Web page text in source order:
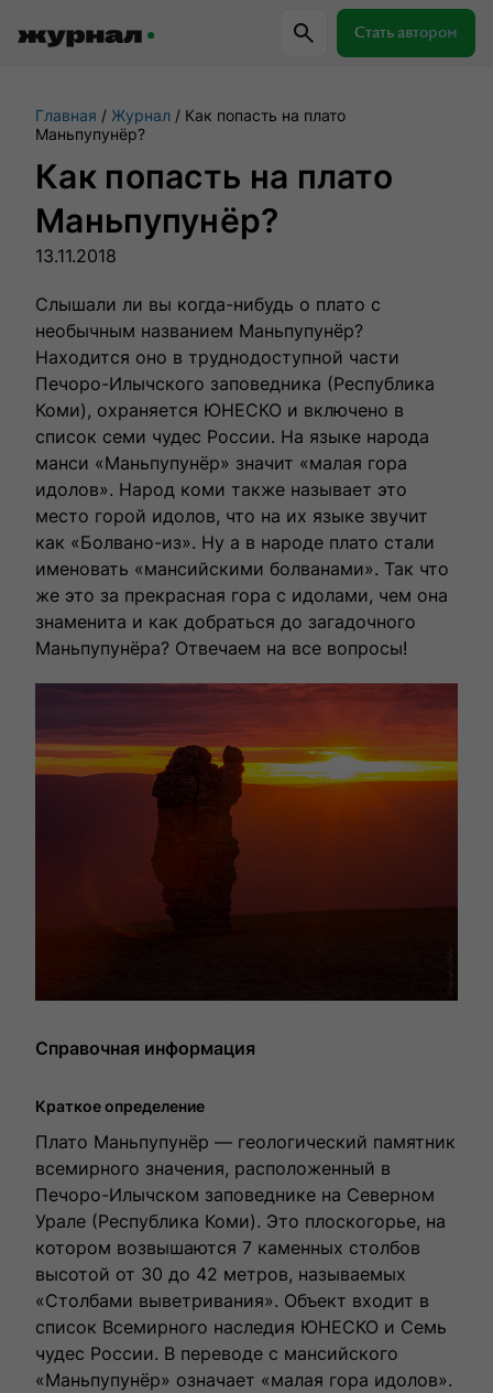
Стать автором
Самое важное Куда поехать
Поиск по журналу
Журнал RussiaDiscovery
Пишем о России, чтобы родная земля
перестала быть Terra Incognita.
Авторы Скоро
Сотрудничаем с мастерами слова,
влюбленными в путешествия.
Выбрать тур
Главная Журнал
Как попасть на плато
Маньпупунёр?
Как попасть на плато
Маньпупунёр?
13.11.2018
Слышали ли вы когда-нибудь о плато с
необычным названием Маньпупунёр?
Находится оно в труднодоступной части
Печоро-Илычского заповедника (Республика
Коми), охраняется ЮНЕСКО и включено в
список семи чудес России. На языке народа
манси «Маньпупунёр» значит «малая гора
идолов». Народ коми также называет это
место горой идолов, что на их языке звучит
как «Болвано-из». Ну а в народе плато стали
именовать «мансийскими болванами». Так что
же это за прекрасная гора с идолами, чем она
знаменита и как добраться до загадочного
Маньпупунёра? Отвечаем на все вопросы!
Справочная информация
Краткое определение
Плато Маньпупунёр — геологический памятник
всемирного значения, расположенный в
Печоро-Илычском заповеднике на Северном
Урале (Республика Коми). Это плоскогорье, на
котором возвышаются 7 каменных столбов
высотой от 30 до 42 метров, называемых
«Столбами выветривания». Объект входит в
список Всемирного наследия ЮНЕСКО и Семь
чудес России. В переводе с мансийского
«Маньпупунёр» означает «малая гора идолов».